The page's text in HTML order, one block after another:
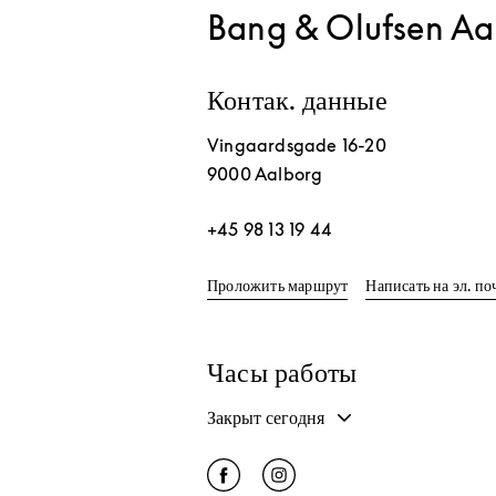
Bang & Olufsen
Контак. данные
Vingaardsgade 16-20
9000Aalborg
+45 98 13 19 44
Проложить маршрутLink Opens in New
Написать на эл.
Часы работы
Закрыт сегодня
Click to open Facebook
Link Opens in New Tab
Click to open Instagram
Link Opens in New Tab